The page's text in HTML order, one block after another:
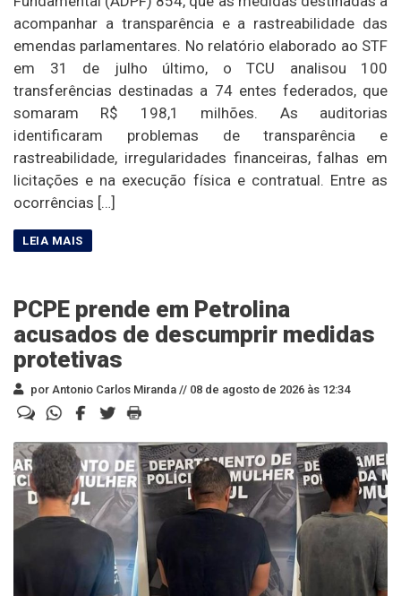
acompanhar a transparência e a rastreabilidade das
emendas parlamentares. No relatório elaborado ao STF
em 31 de julho último, o TCU analisou 100
transferências destinadas a 74 entes federados, que
somaram R$ 198,1 milhões. As auditorias
identificaram problemas de transparência e
rastreabilidade, irregularidades financeiras, falhas em
licitações e na execução física e contratual. Entre as
ocorrências […]
PCPE prende em Petrolina
acusados de descumprir medidas
protetivas
por Antonio Carlos Miranda // 08 de agosto de 2026 às 12:34